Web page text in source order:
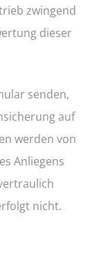
zwingend
dieser
senden,
auf
werden von
Anliegens
nicht.